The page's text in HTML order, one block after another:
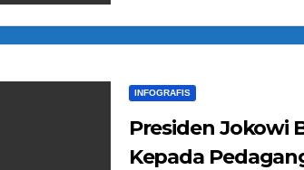
INFOGRAFIS
Presiden Jokowi
Kepada